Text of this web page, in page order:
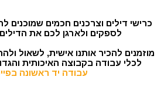
כרישי דילים וצרכנים חכמים
לספקים ולארגן לכם את הדילים
מוזמנים להכיר אותנו אישית, לשאול
לכלי עבודה בקבוצה האיכותית
עבודה יד ראשונה